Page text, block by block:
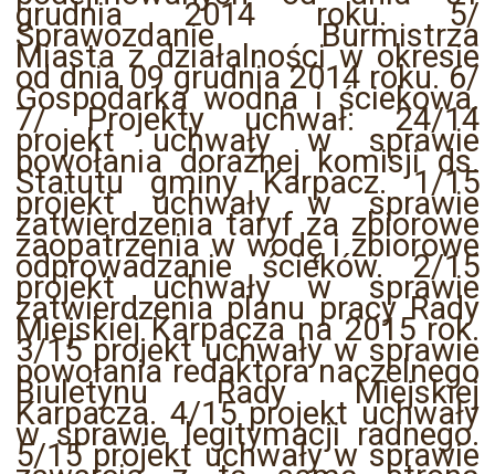
grudnia 2014 roku. 5/
Sprawozdanie Burmistrza
Miasta z działalności w okresie
od dnia 09 grudnia 2014 roku. 6/
Gospodarka wodna i ściekowa.
7/ Projekty uchwał: 24/14
projekt uchwały w sprawie
powołania doraźnej komisji ds.
Statutu gminy Karpacz. 1/15
projekt uchwały w sprawie
zatwierdzenia taryf za zbiorowe
zaopatrzenia w wodę i zbiorowe
odprowadzanie ścieków. 2/15
projekt uchwały w sprawie
zatwierdzenia planu pracy Rady
Miejskiej Karpacza na 2015 rok.
3/15 projekt uchwały w sprawie
powołania redaktora naczelnego
Biuletynu Rady Miejskiej
Karpacza. 4/15 projekt uchwały
w sprawie legitymacji radnego.
5/15 projekt uchwały w sprawie